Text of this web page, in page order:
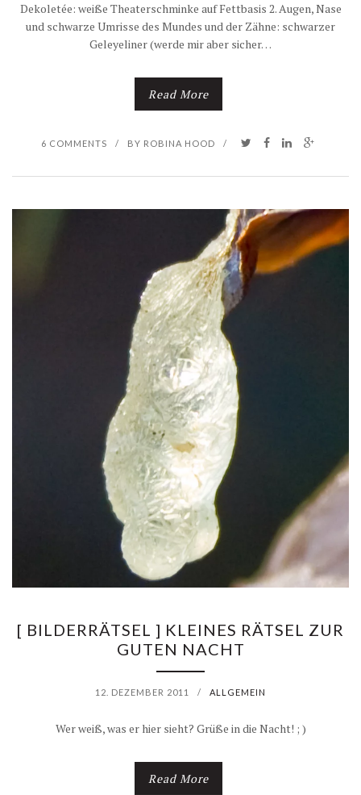
Dekoletée: weiße Theaterschminke auf Fettbasis 2. Augen, Nase
und schwarze Umrisse des Mundes und der Zähne: schwarzer
Geleyeliner (werde mir aber sicher…
Read More
6 COMMENTS / BY ROBINA HOOD /
[ BILDERRÄTSEL ] KLEINES RÄTSEL ZUR
GUTEN NACHT
12. DEZEMBER 2011 / ALLGEMEIN
Wer weiß, was er hier sieht? Grüße in die Nacht! ; )
Read More